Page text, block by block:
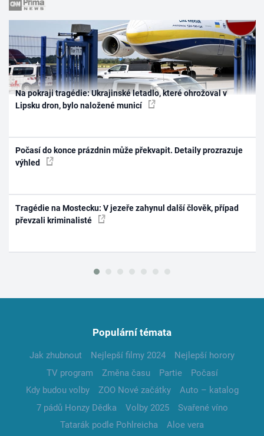
Na pokraji tragédie: Ukrajinské letadlo, které ohrožoval v
Lipsku dron, bylo naložené municí
Počasí do konce prázdnin může překvapit. Detaily prozrazuje
výhled
Tragédie na Mostecku: V jezeře zahynul další člověk, případ
převzali kriminalisté
Populární témata
Jak zhubnout Nejlepší filmy 2024
Nejlepší horory
TV program
Změna času Partie
Počasí
Kdy budou volby
ZOO Nové začátky
Auto – katalog
7 pádů Honzy Dědka
Volby 2025
Svařené víno
Tatarák podle Pohlreicha
Aloe vera